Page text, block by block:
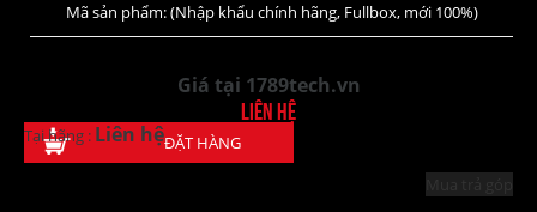
Mã sản phẩm: (Nhập khẩu chính hãng, Fullbox, mới 100%)
Giá tại 1789tech.vn
Liên hệ
Tại hãng : Liên hệĐẶT HÀNG